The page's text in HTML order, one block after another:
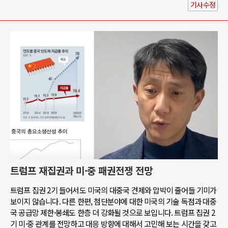
기사수정
트럼프 재집권과 미·중 패권전쟁 전망
트럼프 집권 2기 들어서도 미국의 대중국 견제와 압박이 줄어들 기미가
보이지 않습니다. 다른 한편, 첨단분야에 대한 미국의 기술 독점과 대중
국 공급망 제한·봉쇄도 한층 더 강화될 것으로 보입니다. 트럼프 집권 2
기 미·중 관계를 전망하고 대응 방향에 대해서 고민해 보는 시간을 갖고